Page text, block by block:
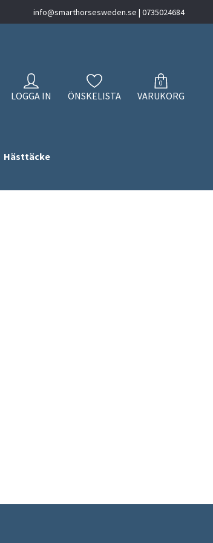
info@smarthorsesweden.se | 0735024684
LOGGA IN ÖNSKELISTA
0
VARUKORG
Hästtäcke